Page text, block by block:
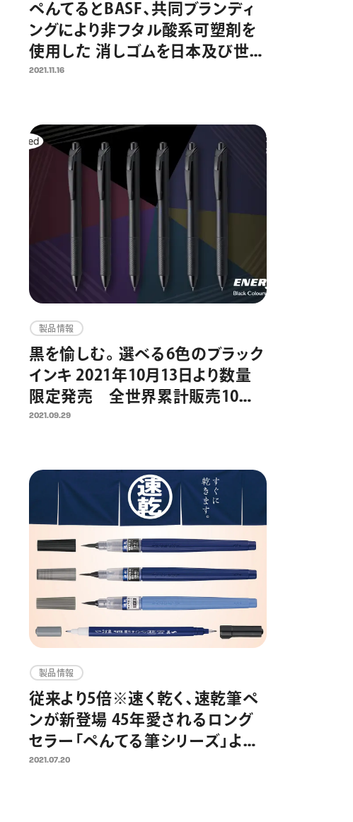
ぺんてるとBASF、共同ブランディ
ングにより非フタル酸系可塑剤を
使用した 消しゴムを日本及び世界
市場へ提供
2021.11.16
製品情報
黒を愉しむ。選べる6色のブラック
インキ 2021年10月13日より数量
限定発売 全世界累計販売10億
本超の速乾ゲルインキボールペン
2021.09.29
製品情報
従来より5倍※速く乾く、速乾筆ペ
ンが新登場 45年愛されるロング
セラー「ぺんてる筆シリーズ」よ
り 2021年8月6日発売
2021.07.20